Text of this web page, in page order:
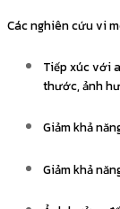
Các nghiên cứu vi
Tiếp xúc với
thước, ảnh
Giảm khả
Giảm khả